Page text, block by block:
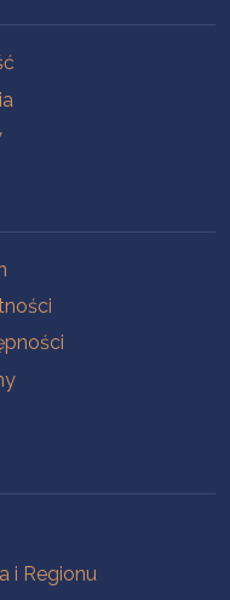
i Regionu